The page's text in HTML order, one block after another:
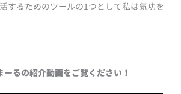
するためのツールの1つとして私は気功を
ーるの紹介動画をご覧ください！